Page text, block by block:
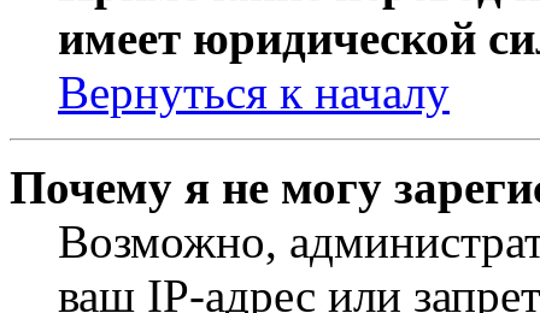
имеет юридической
Вернуться к началу
Почему я не могу
Возможно,
ваш IP-адрес или